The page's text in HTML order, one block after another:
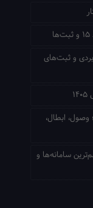
و ثبت‌های
ابطال،
سامانه‌ها و